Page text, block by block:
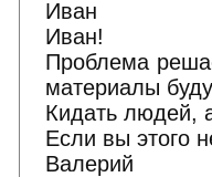
Иван
Иван!
Проблема
материалы
Кидать людей,
Если вы этого
Валерий